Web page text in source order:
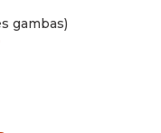
gambas)